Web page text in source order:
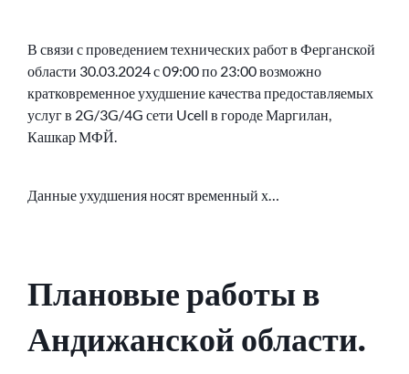
В связи с проведением технических работ в Ферганской
области 30.03.2024 с 09:00 по 23:00 возможно
кратковременное ухудшение качества предоставляемых
услуг в 2G/3G/4G сети Ucell в городе Маргилан,
Кашкар МФЙ.
Данные ухудшения носят временный х…
Плановые работы в
Андижанской области.